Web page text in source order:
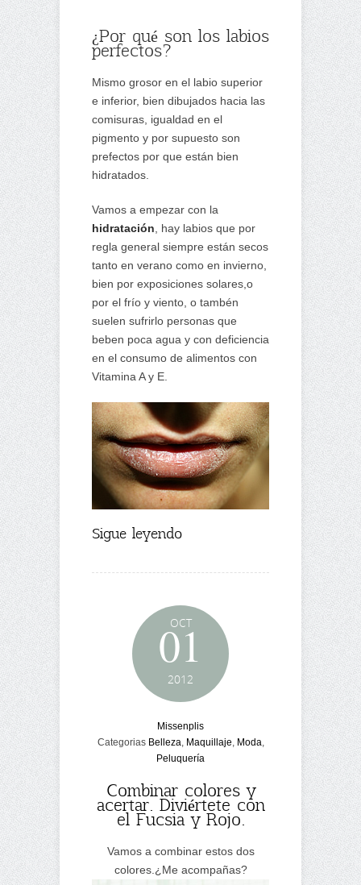
¿Por qué son los labios
perfectos?
Mismo grosor en el labio superior
e inferior, bien dibujados hacia las
comisuras, igualdad en el
pigmento y por supuesto son
prefectos por que están bien
hidratados.
Vamos a empezar con la
hidratación , hay labios que por
regla general siempre están secos
tanto en verano como en invierno,
bien por exposiciones solares,o
por el frío y viento, o tambén
suelen sufrirlo personas que
beben poca agua y con deficiencia
en el consumo de alimentos con
Vitamina A y E.
Sigue leyendo
OCT
01
2012
Missenplis
Categorias Belleza Maquillaje Moda
Peluquería
Combinar colores y
acertar. Diviértete con
el Fucsia y Rojo.
Vamos a combinar estos dos
colores.¿Me acompañas?